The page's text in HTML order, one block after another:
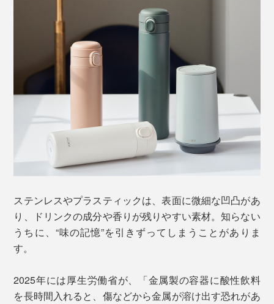
ステンレスやプラスティックは、表面に微細な凹凸があ
り、ドリンクの成分や香りが残りやすい素材。知らない
うちに、“味の記憶”を引きずってしまうことがありま
す。
2025年には厚生労働省が、「金属製の容器に酸性飲料
を長時間入れると、傷などから金属が溶け出す恐れがあ